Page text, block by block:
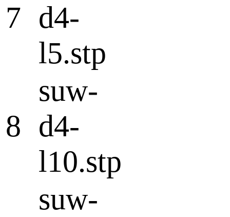
7 d4-
l5.stp
8
suw-
d4-
l10.stp
suw-